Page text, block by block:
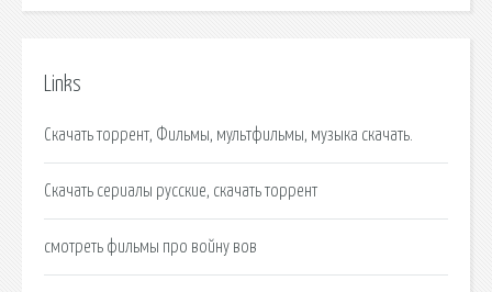
Links
Скачать торрент, Фильмы, мультфильмы, музыка скачать.
Скачать сериалы русские, скачать торрент
смотреть фильмы про войну вов